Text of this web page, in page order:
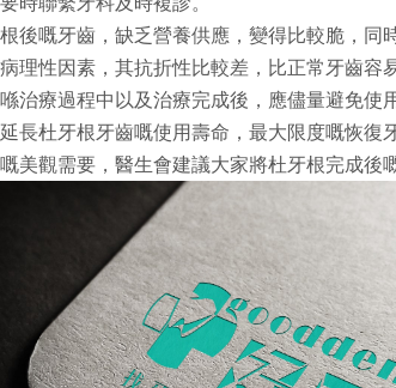
後嘅牙齒，缺乏營養供應，變得比較脆，同
理性因素，其抗折性比較差，比正常牙齒容
治療過程中以及治療完成後，應儘量避免使
長杜牙根牙齒嘅使用壽命，最大限度嘅恢復
美觀需要，醫生會建議大家將杜牙根完成後